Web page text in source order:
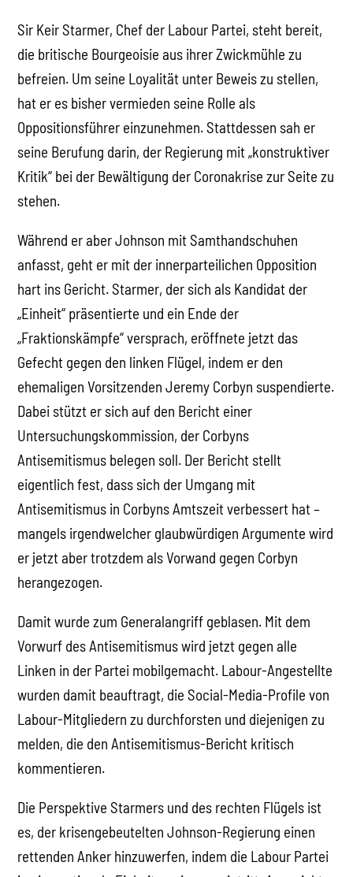
Sir Keir Starmer, Chef der Labour Partei, steht bereit,
die britische Bourgeoisie aus ihrer Zwickmühle zu
befreien. Um seine Loyalität unter Beweis zu stellen,
hat er es bisher vermieden seine Rolle als
Oppositionsführer einzunehmen. Stattdessen sah er
seine Berufung darin, der Regierung mit „konstruktiver
Kritik“ bei der Bewältigung der Coronakrise zur Seite zu
stehen.
Während er aber Johnson mit Samthandschuhen
anfasst, geht er mit der innerparteilichen Opposition
hart ins Gericht. Starmer, der sich als Kandidat der
„Einheit“ präsentierte und ein Ende der
„Fraktionskämpfe“ versprach, eröffnete jetzt das
Gefecht gegen den linken Flügel, indem er den
ehemaligen Vorsitzenden Jeremy Corbyn suspendierte.
Dabei stützt er sich auf den Bericht einer
Untersuchungskommission, der Corbyns
Antisemitismus belegen soll. Der Bericht stellt
eigentlich fest, dass sich der Umgang mit
Antisemitismus in Corbyns Amtszeit verbessert hat –
mangels irgendwelcher glaubwürdigen Argumente wird
er jetzt aber trotzdem als Vorwand gegen Corbyn
herangezogen.
Damit wurde zum Generalangriff geblasen. Mit dem
Vorwurf des Antisemitismus wird jetzt gegen alle
Linken in der Partei mobilgemacht. Labour-Angestellte
wurden damit beauftragt, die Social-Media-Profile von
Labour-Mitgliedern zu durchforsten und diejenigen zu
melden, die den Antisemitismus-Bericht kritisch
kommentieren.
Die Perspektive Starmers und des rechten Flügels ist
es, der krisengebeutelten Johnson-Regierung einen
rettenden Anker hinzuwerfen, indem die Labour Partei